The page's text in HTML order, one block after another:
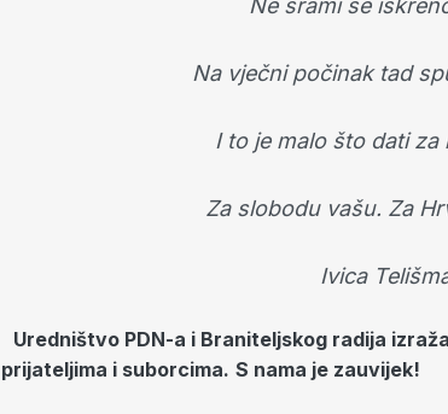
Ne srami se
Na vječni počinak tad
I to je malo što dati za
Za slobodu vašu. Za
Ivica
Uredništvo PDN-a i Braniteljskog radija
prijateljima i suborcima. S nama je zauvijek!